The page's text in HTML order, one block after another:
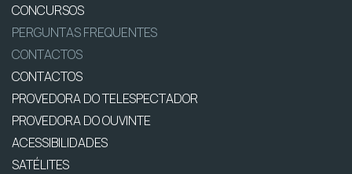
CONCURSOS
PERGUNTAS FREQUENTES
CONTACTOS
CONTACTOS
PROVEDORA DO TELESPECTADOR
PROVEDORA DO OUVINTE
ACESSIBILIDADES
SATÉLITES